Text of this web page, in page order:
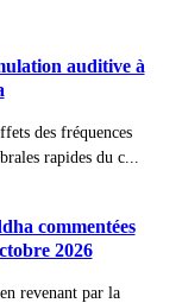
auditive à
des fréquences
rapides du c...
commentées
2026
revenant par la